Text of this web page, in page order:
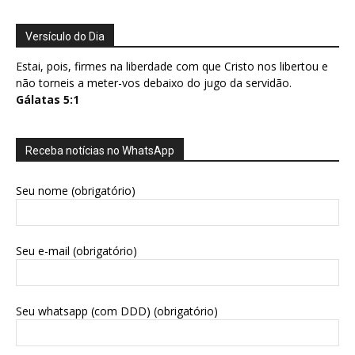
Versículo do Dia
Estai, pois, firmes na liberdade com que Cristo nos libertou e
não torneis a meter-vos debaixo do jugo da servidão.
Gálatas 5:1
Receba notícias no WhatsApp
Seu nome (obrigatório)
Seu e-mail (obrigatório)
Seu whatsapp (com DDD) (obrigatório)